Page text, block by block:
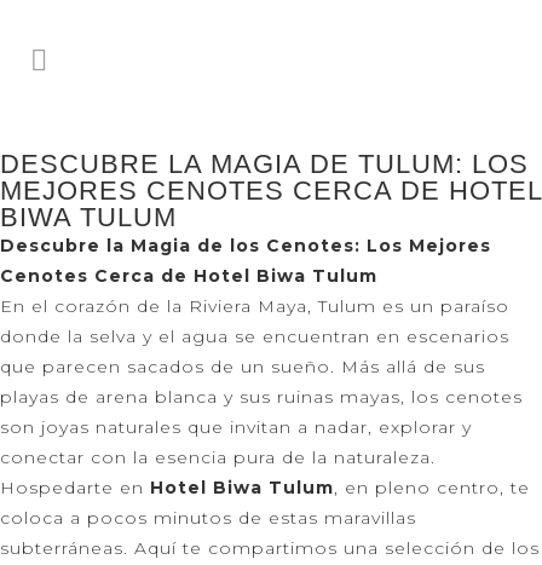
DESCUBRE LA MAGIA DE TULUM: LOS
MEJORES CENOTES CERCA DE HOTEL
BIWA TULUM
Descubre la Magia de los Cenotes: Los Mejores
Cenotes Cerca de Hotel Biwa Tulum
En el corazón de la Riviera Maya, Tulum es un paraíso
donde la selva y el agua se encuentran en escenarios
que parecen sacados de un sueño. Más allá de sus
playas de arena blanca y sus ruinas mayas, los cenotes
son joyas naturales que invitan a nadar, explorar y
conectar con la esencia pura de la naturaleza.
Hospedarte en Hotel Biwa Tulum, en pleno centro, te
coloca a pocos minutos de estas maravillas
subterráneas. Aquí te compartimos una selección de los